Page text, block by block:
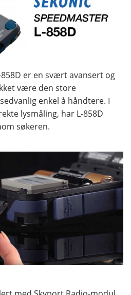
er en svært avansert og
være den store
enkel å håndtere. I
lysmåling, har L-858D
søkeren.